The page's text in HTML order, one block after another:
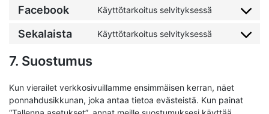
service
analytics
Facebook Käyttötarkoitus selvityksessä
Consent
service
Sekalaista Käyttötarkoitus selvityksessä
Consent
7. Suostumus
Kun vierailet verkkosivuillamme ensimmäisen kerran, näet
ponnahdusikkunan, joka antaa tietoa evästeistä. Kun painat